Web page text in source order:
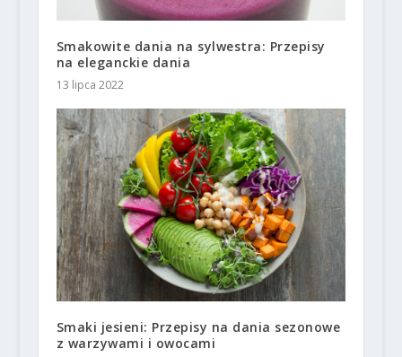
Smakowite dania na sylwestra: Przepisy
na eleganckie dania
13 lipca 2022
Smaki jesieni: Przepisy na dania sezonowe
z warzywami i owocami